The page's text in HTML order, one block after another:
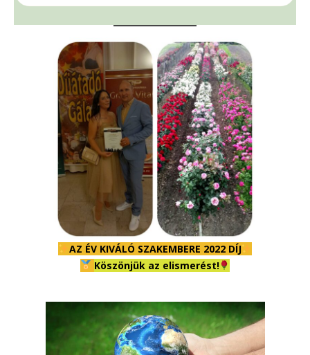
AZ ÉV KIVÁLÓ SZAKEMBERE 2022 DÍJ
Köszönjük az elismerést!